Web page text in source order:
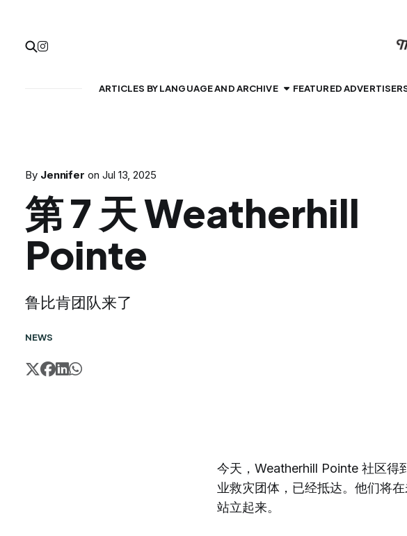
ARTICLES BY LANGUAGE AND ARCHIVE FEATURED
By Jennifer on Jul 13, 2025
第 7 天 Weatherhill
Pointe
鲁比肯团队来了
NEWS
今天，Weatherhill Pointe 社区得
业救灾团体，已经抵达。他们将
站立起来。